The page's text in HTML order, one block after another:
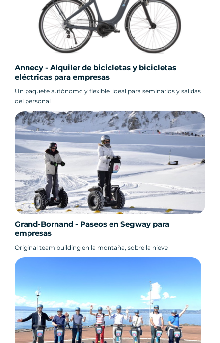
Annecy - Alquiler de bicicletas y bicicletas
eléctricas para empresas
Un paquete autónomo y flexible, ideal para seminarios y salidas
del personal
Grand-Bornand - Paseos en Segway para
empresas
Original team building en la montaña, sobre la nieve